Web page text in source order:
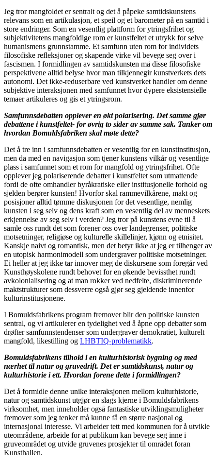
Jeg tror mangfoldet er sentralt og det å påpeke samtidskunstens
relevans som en artikulasjon, et speil og et barometer på en samtid i
store endringer. Som en vesentlig plattform for ytringsfrihet og
subjektivitetens mangfoldige rom er kunstfeltet et utrykk for selve
humanismens grunnstamme. Et samfunn uten rom for individets
filosofiske refleksjoner og skapende virke vil bevege seg over i
fascismen. I formidlingen av samtidskunsten må disse filosofiske
perspektivene alltid belyse hvor man tilkjennegir kunstverkets dets
autonomi. Det ikke-reduserbare ved kunstverket handler om denne
subjektive interaksjonen med samfunnet hvor dypere eksistensielle
temaer artikuleres og gis et ytringsrom.
Samfunnsdebatten opplever en økt polarisering. Det samme gjør
debattene i kunstfeltet- for øvrig to sider av samme sak. Tanker om
hvordan Bomuldsfabriken skal møte dette?
Det å tre inn i samfunnsdebatten er vesentlig for en kunstinstitusjon,
men da med en navigasjon som tjener kunstens vilkår og vesentlige
plass i samfunnet som et rom for mangfold og ytringsfrihet. Ofte
opplever jeg polariserende debatter i kunstfeltet som utmattende
fordi de ofte omhandler byråkratiske eller institusjonelle forhold og
sjelden berører kunsten! Hvorfor skal rammevilkårene, makt og
posisjoner alltid tømme diskusjonen for det vesentlige, nemlig
kunsten i seg selv og dens kraft som en vesentlig del av menneskets
erkjennelse av seg selv i verden? Jeg tror på kunstens evne til å
samle oss rundt det som forener oss over landegrenser, politiske
motsetninger, religiøse og kulturelle skillelinjer, kjønn og etnisitet.
Kanskje naivt og romantisk, men det betyr ikke at jeg er tilhenger av
en utopisk harmonimodell som undergraver politiske motsetninger.
Ei heller at jeg ikke tar innover meg de diskursene som foregår ved
Kunsthøyskolene rundt behovet for en økende bevissthet rundt
avkolonialisering og at man rokker ved nedfelte, diskriminerende
maktstrukturer som dessverre også gjør seg gjeldende innenfor
kulturinstitusjonene.
I Bomuldsfabrikens program fremover blir den politiske kunsten
sentral, og vi artikulerer en tydelighet ved å åpne opp debatter som
drøfter samfunnstendenser som undergraver demokratiet, kulturelt
mangfold, likestilling og LHBTIQ-problematikk.
Bomuldsfabrikens tilhold i en kulturhistorisk bygning og med
nærhet til natur og gruvedrift. Det er samtidskunst, natur og
kulturhistorie i ett. Hvordan forene dette i formidlingen?
Det å formidle denne unike interaksjonen mellom kulturhistorie,
natur og samtidskunst utgjør en slags kjerne i Bomuldsfabrikens
virksomhet, men inneholder også fantastiske utviklingsmuligheter
fremover som jeg tenker må kunne få en større nasjonal og
internasjonal interesse. Vi arbeider tett med kommunen for å utvikle
uteområdene, arbeide for at publikum kan bevege seg inne i
gruveområdet og utvide gruvenes prosjekter til området foran
Kunsthallen.